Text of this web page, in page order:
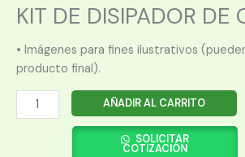
KIT DE DISIPADOR DE
• Imágenes para fines ilustrativos
producto final).
DE
AÑADIR AL CARRITO
SOLICITAR
COTIZACIÓN